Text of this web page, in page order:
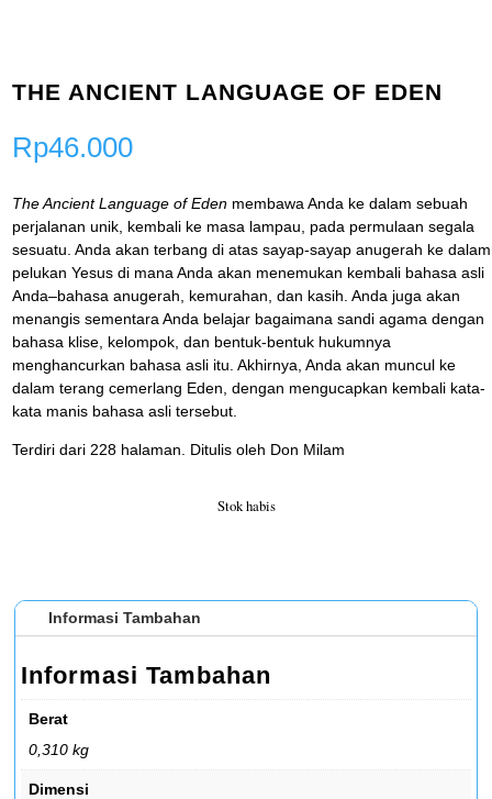
THE ANCIENT LANGUAGE OF EDEN
Rp46.000
The Ancient Language of Eden membawa Anda ke dalam sebuah
perjalanan unik, kembali ke masa lampau, pada permulaan segala
sesuatu. Anda akan terbang di atas sayap-sayap anugerah ke dalam
pelukan Yesus di mana Anda akan menemukan kembali bahasa asli
Anda–bahasa anugerah, kemurahan, dan kasih. Anda juga akan
menangis sementara Anda belajar bagaimana sandi agama dengan
bahasa klise, kelompok, dan bentuk-bentuk hukumnya
menghancurkan bahasa asli itu. Akhirnya, Anda akan muncul ke
dalam terang cemerlang Eden, dengan mengucapkan kembali kata-
kata manis bahasa asli tersebut.
Terdiri dari 228 halaman. Ditulis oleh Don Milam
Stok habis
Informasi Tambahan
Informasi Tambahan
Berat
0,310 kg
Dimensi